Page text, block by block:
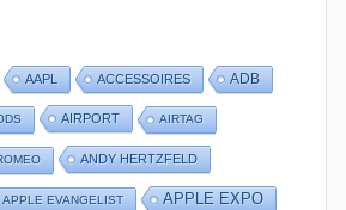
AAPL ACCESSOIRES ADB
AIRPORT AIRTAG
ANDY HERTZFELD
APPLE EVANGELIST APPLE EXPO